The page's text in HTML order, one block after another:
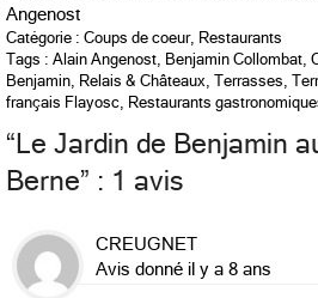
Angenost
Catégorie : Coups de coeur, Restaurants
Tags : Alain Angenost Benjamin Collombat
Benjamin Relais & Châteaux Terrasses
français Flayosc Restaurants
“ Le Jardin de Benjamin
Berne” : 1 avis
CREUGNET
Avis donné il y a 8 ans